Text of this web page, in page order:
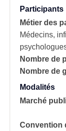
Participants
Métier des
Médecins,
Nombre de
Nombre de
Modalités
Marché
Convention